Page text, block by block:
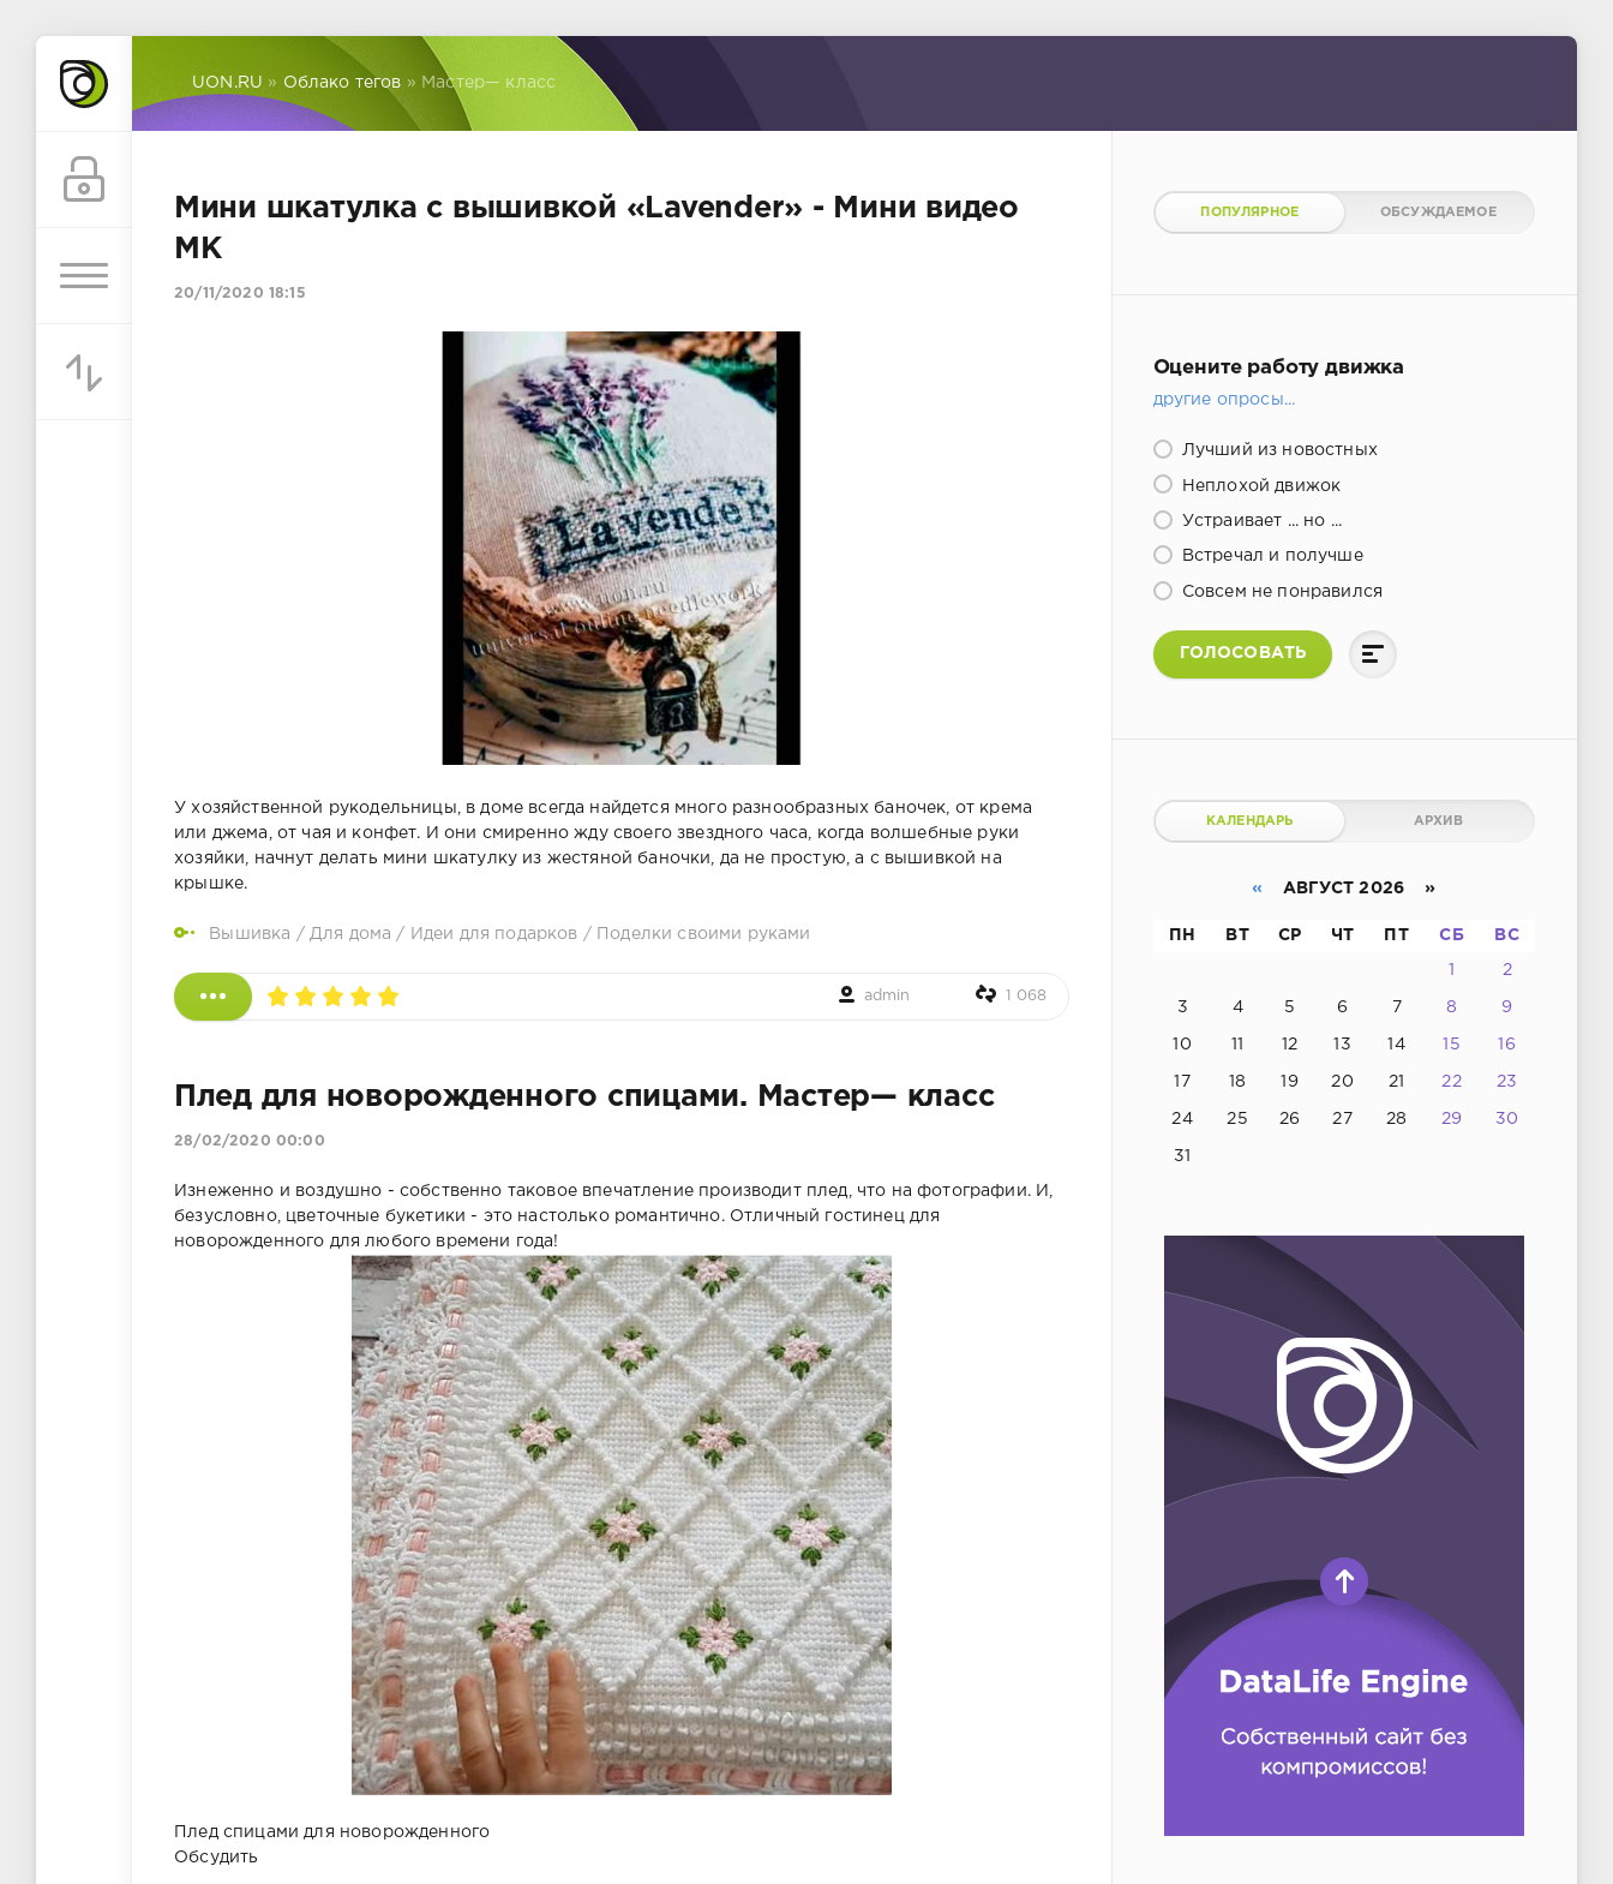
UON.RU » Облако тегов » Мастер— класс
Мини шкатулка с вышивкой «Lavender» - Мини видео
МК
20/11/2020 18:15
У хозяйственной рукодельницы, в доме всегда найдется много разнообразных баночек, от крема
или джема, от чая и конфет. И они смиренно жду своего звездного часа, когда волшебные руки
хозяйки, начнут делать мини шкатулку из жестяной баночки, да не простую, а с вышивкой на
крышке.
Вышивка / Для дома / Идеи для подарков / Поделки своими руками
admin 1 068
Плед для новорожденного спицами. Мастер— класс
28/02/2020 00:00
Изнеженно и воздушно - собственно таковое впечатление производит плед, что на фотографии. И,
безусловно, цветочные букетики - это настолько романтично. Отличный гостинец для
новорожденного для любого времени года!
Плед спицами для новорожденного
Обсудить
ПОПУЛЯРНОЕ ОБСУЖДАЕМОЕ
Оцените работу движка
другие опросы...
Лучший из новостных
Неплохой движок
Устраивает ... но ...
Встречал и получше
Совсем не понравился
ГОЛОСОВАТЬ
КАЛЕНДАРЬ АРХИВ
« АВГУСТ 2026 »
ПН ВТ СР ЧТ ПТ СБ ВС
1 2
3 4 5 6 7 8 9
10 11 12 13 14 15 16
17 18 19 20 21 22 23
24 25 26 27 28 29 30
31